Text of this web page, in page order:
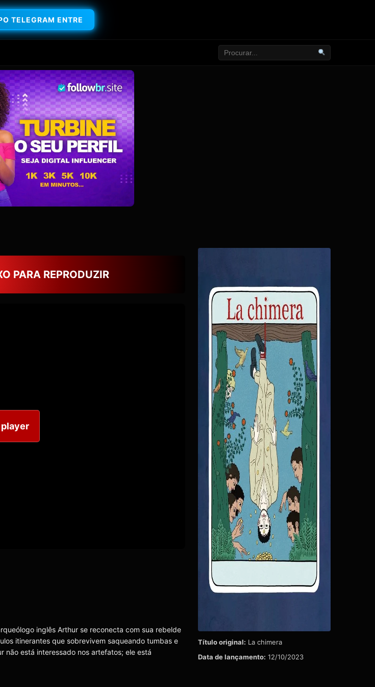
TELEGRAM ENTRE
PARA REPRODUZIR
inglês Arthur se reconecta com sua rebelde
itinerantes que sobrevivem saqueando tumbas e
não está interessado nos artefatos; ele está
Título original: La chimera
Data de lançamento: 12/10/2023